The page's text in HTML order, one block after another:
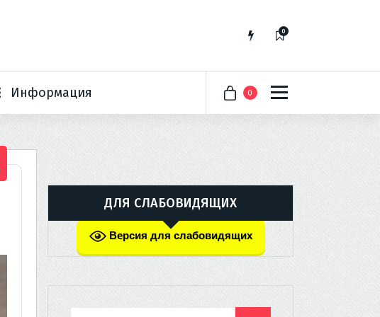
0
Информация 0
ДЛЯ СЛАБОВИДЯЩИХ
Версия для слабовидящих